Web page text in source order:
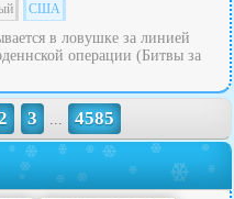
США
в ловушке за линией
операции (Битвы за
3 ... 4585